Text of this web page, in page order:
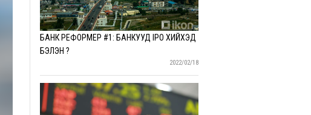
БАНК РЕФОРМЕР #1: БАНКУУД IPO ХИЙХЭД
БЭЛЭН ҮҮ?
2022/02/18